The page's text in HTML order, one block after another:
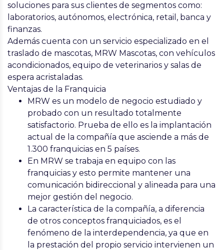
soluciones para sus clientes de segmentos como:
laboratorios, autónomos, electrónica, retail, banca y
finanzas.
Además cuenta con un servicio especializado en el
traslado de mascotas, MRW Mascotas, con vehículos
acondicionados, equipo de veterinarios y salas de
espera acristaladas.
Ventajas de la Franquicia
MRW es un modelo de negocio estudiado y
probado con un resultado totalmente
satisfactorio. Prueba de ello es la implantación
actual de la compañía que asciende a más de
1.300 franquicias en 5 países.
En MRW se trabaja en equipo con las
franquicias y esto permite mantener una
comunicación bidireccional y alineada para una
mejor gestión del negocio.
La característica de la compañía, a diferencia
de otros conceptos franquiciados, es el
fenómeno de la interdependencia, ya que en
la prestación del propio servicio intervienen un